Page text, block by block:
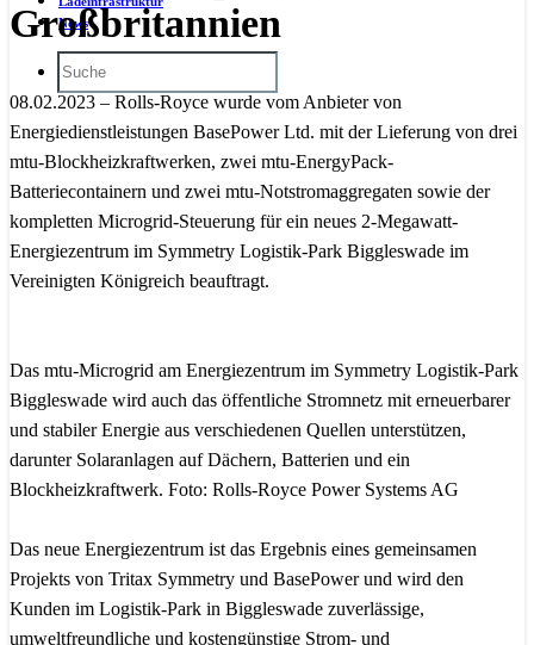
News
Großbritannien
08.02.2023 – Rolls-Royce wurde vom Anbieter von
Energiedienstleistungen BasePower Ltd. mit der Lieferung von drei
mtu-Blockheizkraftwerken, zwei mtu-EnergyPack-
Batteriecontainern und zwei mtu-Notstromaggregaten sowie der
kompletten Microgrid-Steuerung für ein neues 2-Megawatt-
Energiezentrum im Symmetry Logistik-Park Biggleswade im
Vereinigten Königreich beauftragt.
Das mtu-Microgrid am Energiezentrum im Symmetry Logistik-Park
Biggleswade wird auch das öffentliche Stromnetz mit erneuerbarer
und stabiler Energie aus verschiedenen Quellen unterstützen,
darunter Solaranlagen auf Dächern, Batterien und ein
Blockheizkraftwerk. Foto: Rolls-Royce Power Systems AG
Das neue Energiezentrum ist das Ergebnis eines gemeinsamen
Projekts von Tritax Symmetry und BasePower und wird den
Kunden im Logistik-Park in Biggleswade zuverlässige,
umweltfreundliche und kostengünstige Strom- und